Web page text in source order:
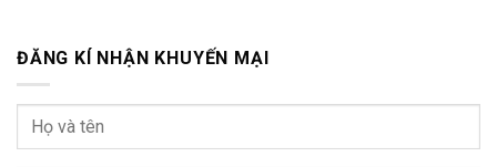
ĐĂNG KÍ NHẬN KHUYẾN MẠI